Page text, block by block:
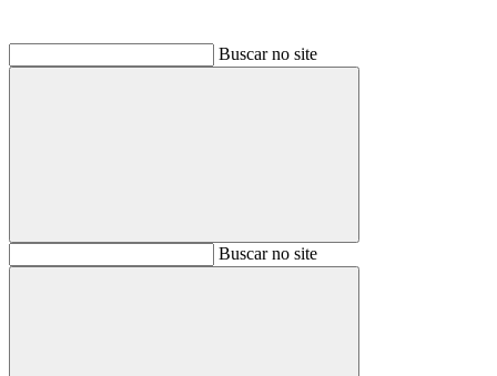
Buscar no site
BuscarBuscar no site